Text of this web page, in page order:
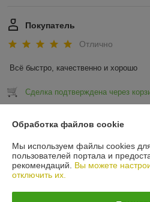
Покупатель
Отлично
Всё быстро, качественно и хорошо
Сделка подтверждена через
Показать все
О нас
Контакты
Обработка файлов cookie
Мы используем файлы cookies
пользователей портала и
рекомендаций. Вы можете
отключить их.